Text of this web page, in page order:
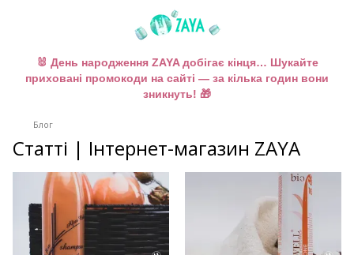
🐰 День народження ZAYA добігає кінця… Шукайте
приховані промокоди на сайті — за кілька годин вони
зникнуть! 🎁
Блог
Статті | Інтернет-магазин ZAYA